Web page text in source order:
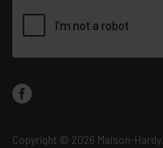
Copyright © 2026 Maison-Hardy.